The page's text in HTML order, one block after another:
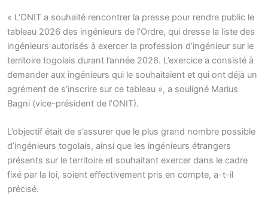
« L’ONIT a souhaité rencontrer la presse pour rendre public le
tableau 2026 des ingénieurs de l’Ordre, qui dresse la liste des
ingénieurs autorisés à exercer la profession d’ingénieur sur le
territoire togolais durant l’année 2026. L’exercice a consisté à
demander aux ingénieurs qui le souhaitaient et qui ont déjà un
agrément de s’inscrire sur ce tableau », a souligné Marius
Bagni (vice-président de l’ONIT).
L’objectif était de s’assurer que le plus grand nombre possible
d’ingénieurs togolais, ainsi que les ingénieurs étrangers
présents sur le territoire et souhaitant exercer dans le cadre
fixé par la loi, soient effectivement pris en compte, a-t-il
précisé.